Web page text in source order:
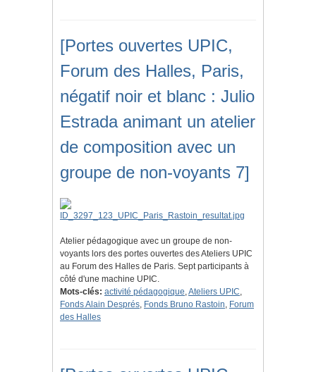
[Portes ouvertes UPIC,
Forum des Halles, Paris,
négatif noir et blanc : Julio
Estrada animant un atelier
de composition avec un
groupe de non-voyants 7]
Atelier pédagogique avec un groupe de non-
voyants lors des portes ouvertes des Ateliers UPIC
au Forum des Halles de Paris. Sept participants à
côté d'une machine UPIC.
Mots-clés: activité pédagogique,Ateliers UPIC,
Fonds Alain Després, Fonds Bruno Rastoin, Forum
des Halles